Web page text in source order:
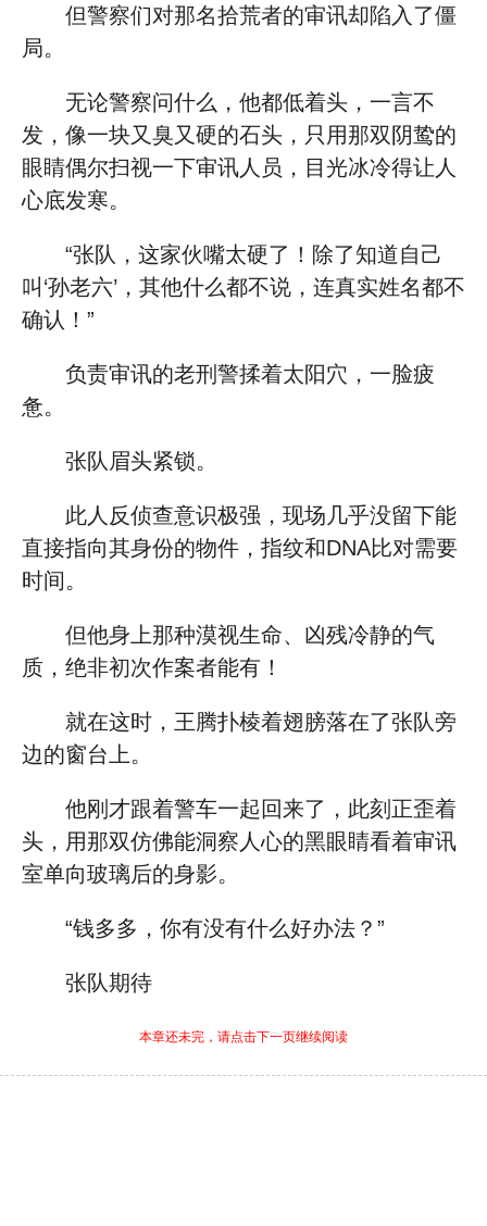
但警察们对那名拾荒者的审讯却陷入了僵
局。
无论警察问什么，他都低着头，一言不
发，像一块又臭又硬的石头，只用那双阴鸷的
眼睛偶尔扫视一下审讯人员，目光冰冷得让人
心底发寒。
“张队，这家伙嘴太硬了！除了知道自己
叫‘孙老六’，其他什么都不说，连真实姓名都不
确认！”
负责审讯的老刑警揉着太阳穴，一脸疲
惫。
张队眉头紧锁。
此人反侦查意识极强，现场几乎没留下能
直接指向其身份的物件，指纹和DNA比对需要
时间。
但他身上那种漠视生命、凶残冷静的气
质，绝非初次作案者能有！
就在这时，王腾扑棱着翅膀落在了张队旁
边的窗台上。
他刚才跟着警车一起回来了，此刻正歪着
头，用那双仿佛能洞察人心的黑眼睛看着审讯
室单向玻璃后的身影。
“钱多多，你有没有什么好办法？”
张队期待
本章还未完，请点击下一页继续阅读